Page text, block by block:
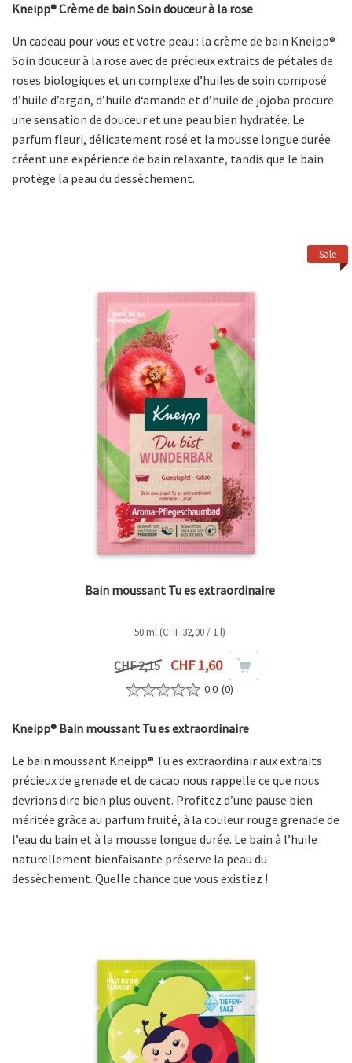
Kneipp® Crème de bain Soin douceur à la rose
Un cadeau pour vous et votre peau : la crème de bain Kneipp®
Soin douceur à la rose avec de précieux extraits de pétales de
roses biologiques et un complexe dʼhuiles de soin composé
dʼhuile dʼargan, dʼhuile d‘amande et dʼhuile de jojoba procure
une sensation de douceur et une peau bien hydratée. Le
parfum fleuri, délicatement rosé et la mousse longue durée
créent une expérience de bain relaxante, tandis que le bain
protège la peau du dessèchement.
Sale
Bain moussant Tu es extraordinaire
50 ml (CHF 32,00 / 1 l)
Prix précédent
CHF 2,15 Prix actuel
CHF 1,60
0.0 (0)
Kneipp® Bain moussant Tu es extraordinaire
Le bain moussant Kneipp® Tu es extraordinair aux extraits
précieux de grenade et de cacao nous rappelle ce que nous
devrions dire bien plus ouvent. Profitez d’une pause bien
méritée grâce au parfum fruité, à la couleur rouge grenade de
l’eau du bain et à la mousse longue durée. Le bain à l’huile
naturellement bienfaisante préserve la peau du
dessèchement. Quelle chance que vous existiez !